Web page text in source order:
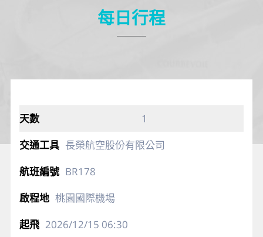
賽克廣場》又稱為「馬賽克廣場」，匯集時尚服飾、
美食、神戶名產近百家商店，讓人逛的流連忘返，號
稱「關西台場」。在此可邊感受海風輕拂、邊欣賞神
全家大小玩樂一整天！
每日行程